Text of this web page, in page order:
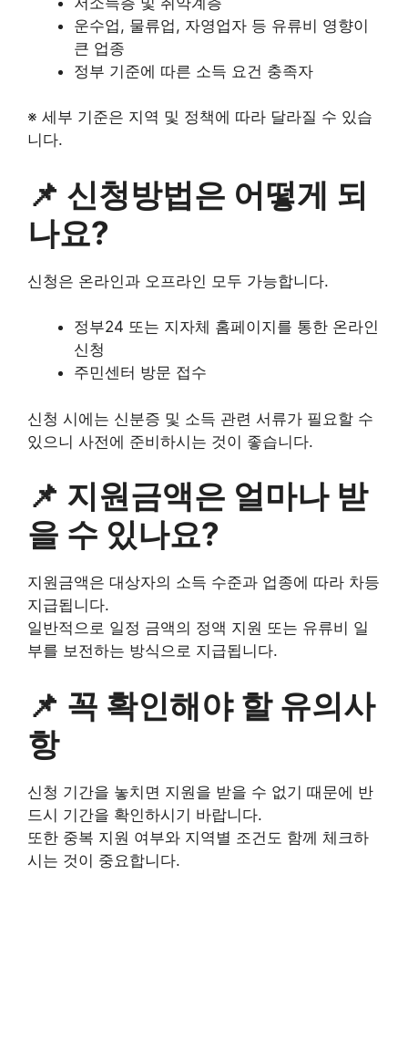
운수업, 물류업, 자영업자 등 유류비 영향이
큰 업종
정부 기준에 따른 소득 요건 충족자
※ 세부 기준은 지역 및 정책에 따라 달라질 수 있습
니다.
📌 신청방법은 어떻게 되
나요?
신청은 온라인과 오프라인 모두 가능합니다.
정부24 또는 지자체 홈페이지를 통한 온라인
신청
주민센터 방문 접수
신청 시에는 신분증 및 소득 관련 서류가 필요할 수
있으니 사전에 준비하시는 것이 좋습니다.
📌 지원금액은 얼마나 받
을 수 있나요?
지원금액은 대상자의 소득 수준과 업종에 따라 차등
지급됩니다.
일반적으로 일정 금액의 정액 지원 또는 유류비 일
부를 보전하는 방식으로 지급됩니다.
📌 꼭 확인해야 할 유의사
항
신청 기간을 놓치면 지원을 받을 수 없기 때문에 반
드시 기간을 확인하시기 바랍니다.
또한 중복 지원 여부와 지역별 조건도 함께 체크하
시는 것이 중요합니다.